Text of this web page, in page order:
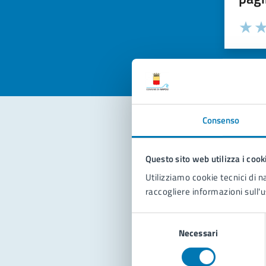
Consenso
Questo sito web utilizza i
Utilizziamo cookie tecnici di
raccogliere informazioni
Necessari
Valuta